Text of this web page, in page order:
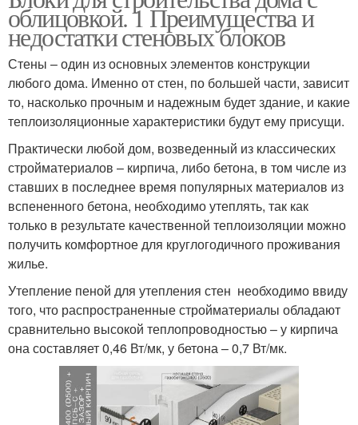
облицовкой. 1 Преимущества и
недостатки стеновых блоков
Стены – один из основных элементов конструкции
любого дома. Именно от стен, по большей части, зависит
то, насколько прочным и надежным будет здание, и какие
теплоизоляционные характеристики будут ему присущи.
Практически любой дом, возведенный из классических
стройматериалов – кирпича, либо бетона, в том числе из
ставших в последнее время популярных материалов из
вспененного бетона, необходимо утеплять, так как
только в результате качественной теплоизоляции можно
получить комфортное для круглогодичного проживания
жилье.
Утепление пеной для утепления стен необходимо ввиду
того, что распространенные стройматериалы обладают
сравнительно высокой теплопроводностью – у кирпича
она составляет 0,46 Вт/мк, у бетона – 0,7 Вт/мк.